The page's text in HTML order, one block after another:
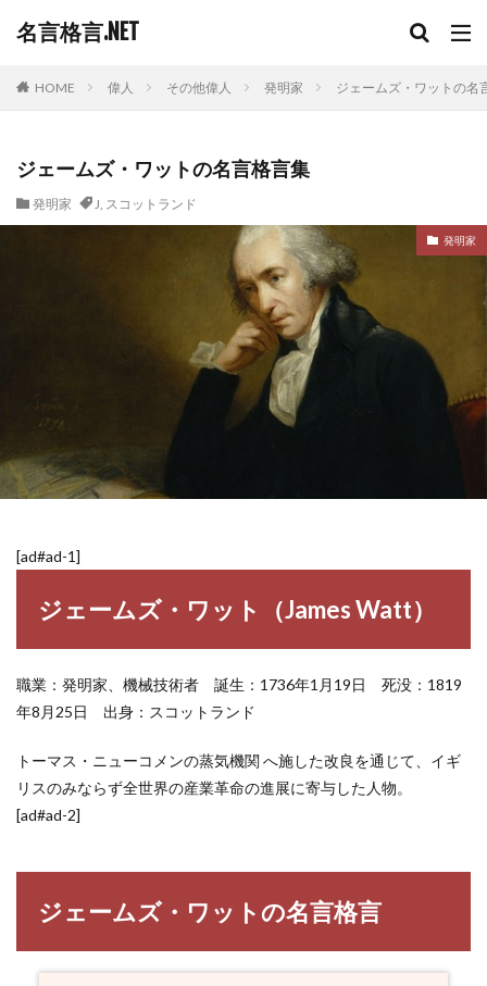
名言格言.NET
HOME 偉人 その他偉人 発明家 ジェームズ・ワットの名
ジェームズ・ワットの名言格言集
発明家 J, スコットランド
発明家
[ad#ad-1]
ジェームズ・ワット（James Watt）
職業：発明家、機械技術者 誕生：1736年1月19日 死没：1819
年8月25日 出身：スコットランド
トーマス・ニューコメンの蒸気機関 へ施した改良を通じて、イギ
リスのみならず全世界の産業革命の進展に寄与した人物。
[ad#ad-2]
ジェームズ・ワットの名言格言